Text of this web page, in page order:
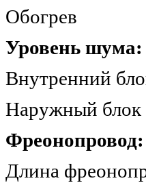
Уровень шума:
Наружный
Фреонопровод:
Длина